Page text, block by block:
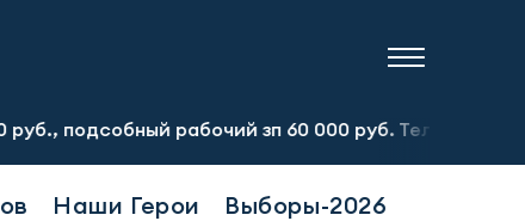
рабочий зп 60 000 руб. Тел.:8-917-913-20-71
Наши Герои Выборы-2026